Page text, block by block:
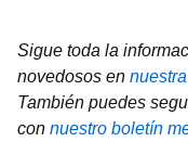
Sigue toda la
novedosos en
También puedes
con nuestro boletín